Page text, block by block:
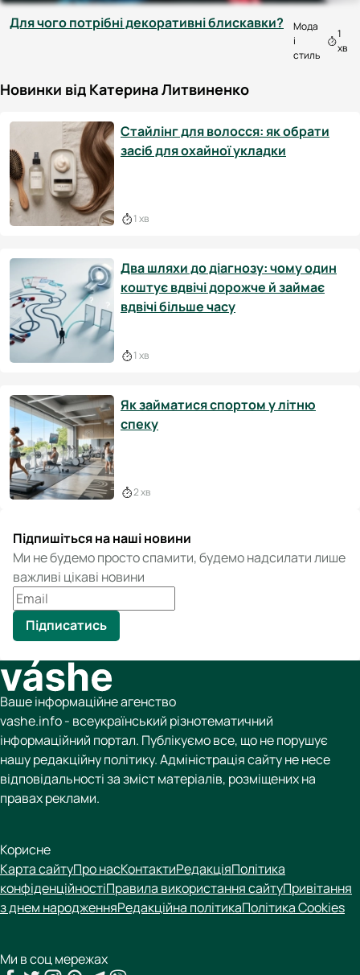
Для чого потрібні декоративні блискавки?
Мода
і
стиль
1
хв
Новинки від Катерина Литвиненко
Стайлінг для волосся: як обрати
засіб для охайної укладки
1 хв
Два шляхи до діагнозу: чому один
коштує вдвічі дорожче й займає
вдвічі більше часу
1 хв
Як займатися спортом у літню
спеку
2 хв
Підпишіться на наші новини
Ми не будемо просто спамити, будемо надсилати лише
важливі цікаві новини
Підписатись
Ваше інформаційне агенство
vashe.info - всеукраїнський різнотематичний
інформаційний портал. Публікуємо все, що не порушує
нашу редакційну політику. Адміністрація сайту не несе
відповідальності за зміст матеріалів, розміщених на
правах реклами.
Корисне
Карта сайтуПро насКонтактиРедакціяПолітика
конфіденційностіПравила використання сайтуПривітання
з днем народженняРедакційна політикаПолітика Cookies
Ми в соц мережах